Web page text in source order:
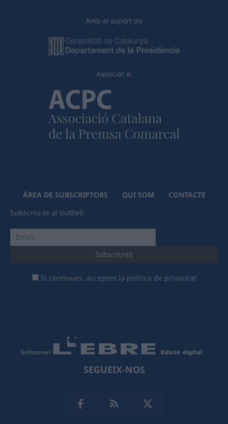
Amb el suport de
Associat a:
ÀREA DE SUBSCRIPTORS QUI SOM
CONTACTE
Subscriu-te al butlletí
Si continues, acceptes la política de privacitat
SEGUEIX-NOS